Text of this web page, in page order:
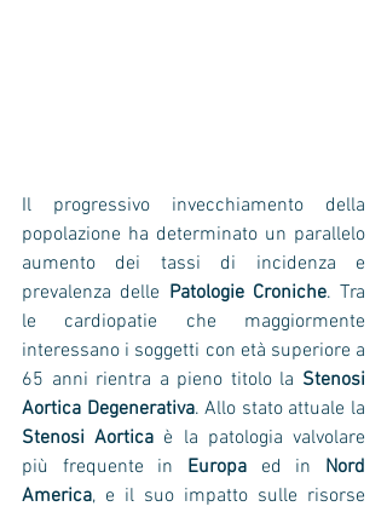
Il progressivo invecchiamento della
popolazione ha determinato un parallelo
aumento dei tassi di incidenza e
prevalenza delle Patologie Croniche. Tra
le cardiopatie che maggiormente
interessano i soggetti con età superiore a
65 anni rientra a pieno titolo la Stenosi
Aortica Degenerativa
Stenosi Aortica è la patologia valvolare
più frequente in Europa ed in Nord
America, e il suo impatto sulle risorse